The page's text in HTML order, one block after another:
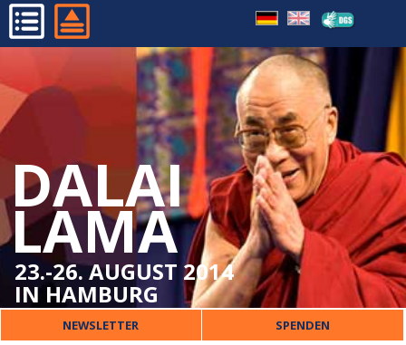
DALAI
LAMA
23.-26. AUGUST 2014
IN HAMBURG
PROGRAMM
ORGANISATORISCHES
STATIONEN SEINES LEBENS
SCHIRMHERR DES
TIBETISCHEN ZENTRUMS
VERANSTALTER
PRESSE
KONTAKT
NEWSLETTER SPENDEN